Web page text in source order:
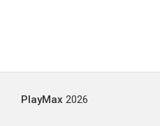
PlayMax 2026